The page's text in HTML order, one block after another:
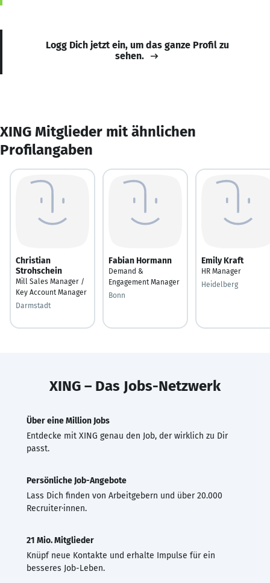
Logg Dich jetzt ein, um das ganze Profil zu
sehen.
XING Mitglieder mit ähnlichen
Profilangaben
Christian
Strohschein
Mill Sales Manager /
Key Account Manager
Darmstadt
Fabian Hormann
Demand &
Engagement Manager
Bonn
Emily Kraft
HR Manager
Heidelberg
XING – Das Jobs-Netzwerk
Über eine Million Jobs
Entdecke mit XING genau den Job, der wirklich zu Dir
passt.
Persönliche Job-Angebote
Lass Dich finden von Arbeitgebern und über 20.000
Recruiter·innen.
21 Mio. Mitglieder
Knüpf neue Kontakte und erhalte Impulse für ein
besseres Job-Leben.